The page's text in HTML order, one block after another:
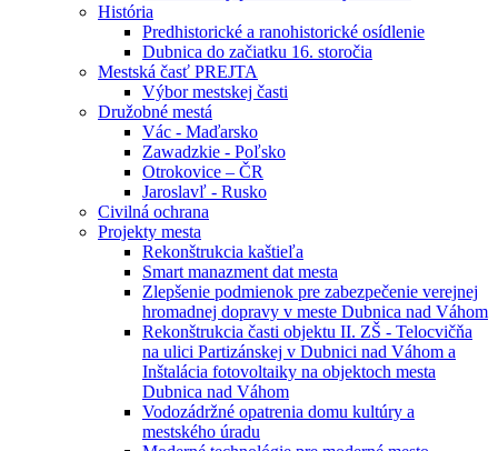
História
Predhistorické a ranohistorické osídlenie
Dubnica do začiatku 16. storočia
Mestská časť PREJTA
Výbor mestskej časti
Družobné mestá
Vác - Maďarsko
Zawadzkie - Poľsko
Otrokovice – ČR
Jaroslavľ - Rusko
Civilná ochrana
Projekty mesta
Rekonštrukcia kaštieľa
Smart manazment dat mesta
Zlepšenie podmienok pre zabezpečenie verejnej
hromadnej dopravy v meste Dubnica nad Váhom
Rekonštrukcia časti objektu II. ZŠ - Telocvičňa
na ulici Partizánskej v Dubnici nad Váhom a
Inštalácia fotovoltaiky na objektoch mesta
Dubnica nad Váhom
Vodozádržné opatrenia domu kultúry a
mestského úradu